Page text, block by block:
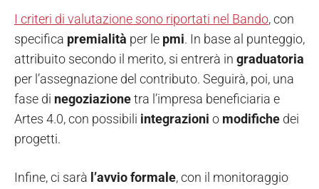
I criteri di valutazione sono riportati nel Bando, con
specifica premialità per le pmi. In base al punteggio,
attribuito secondo il merito, si entrerà in graduatoria
per l’assegnazione del contributo. Seguirà, poi, una
fase di negoziazionetra l’impresa beneficiaria e
Artes 4.0, con possibili integrazioni o modifiche dei
progetti.
Infine, ci sarà l’avvioformale, con il monitoraggio